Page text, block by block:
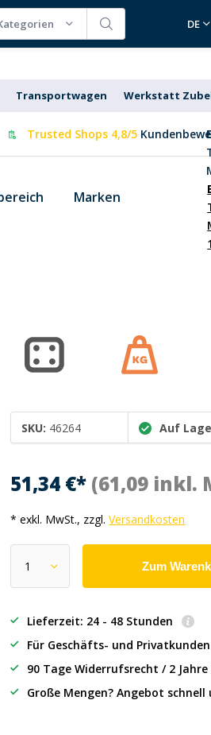
DE
Transportwagen Werkstatt
Trusted Shops 4,8/5
Marken
SKU: 46264 Auf
51,34 €* (61,09 inkl.
* exkl. MwSt., zzgl.Versandkosten
Zum
Lieferzeit: 24 - 48 Stunden
Für Geschäfts- und Privatkunden
90 Tage Widerrufsrecht / 2
Große Mengen? Angebot